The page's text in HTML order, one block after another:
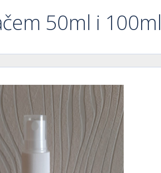
50ml i 100ml